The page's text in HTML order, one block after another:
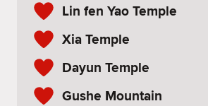
Lin fen Yao Temple
Xia Temple
Dayun Temple
Gushe Mountain